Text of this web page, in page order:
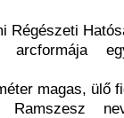
Régészeti
magas, ülő